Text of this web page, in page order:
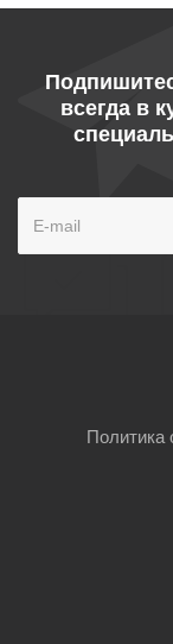
всегда в
Политика